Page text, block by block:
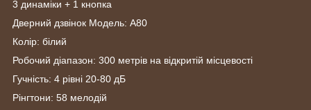
3 динаміки + 1 кнопка
Дверний дзвінок Модель: A80
Колір: білий
Робочий діапазон: 300 метрів на відкритій місцевості
Гучність: 4 рівні 20-80 дБ
Рінгтони: 58 мелодій